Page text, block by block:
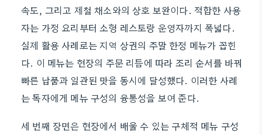
속도, 그리고 제철 채소와의 상호 보완이다. 적합한 사용
자는 가정 요리부터 소형 레스토랑 운영자까지 폭넓다.
실제 활용 사례로는 지역 상권의 주말 한정 메뉴가 꼽힌
다. 이 메뉴는 현장의 주문 리듬에 따라 조리 순서를 바꿔
빠른 납품과 일관된 맛을 동시에 달성했다. 이러한 사례
는 독자에게 메뉴 구성의 융통성을 보여 준다.
세 번째 장면은 현장에서 배울 수 있는 구체적 메뉴 구성